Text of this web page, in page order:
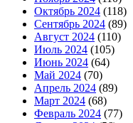
Октябрь 2024 (118)
Сентябрь 2024 (89)
Август 2024 (110)
Июль 2024 (105)
Июнь 2024 (64)
Май 2024 (70)
Апрель 2024 (89)
Март 2024 (68)
Февраль 2024 (77)